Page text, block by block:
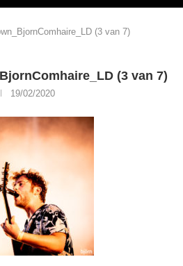
(3 van 7)
(3 van 7)
19/02/2020